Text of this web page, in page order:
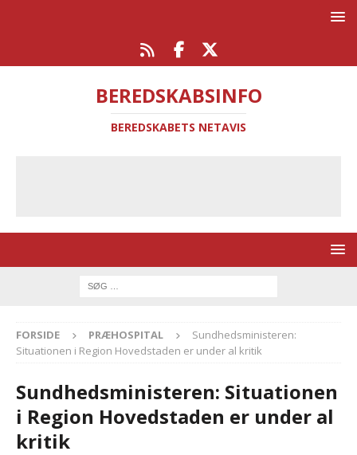
BEREDSKABSINFO
BEREDSKABETS NETAVIS
FORSIDE PRÆHOSPITAL
Sundhedsministeren:
Situationen i Region Hovedstaden er under al kritik
Sundhedsministeren: Situationen
i Region Hovedstaden er under al
kritik